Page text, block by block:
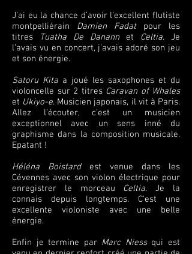
J’ai eu la chance d’avoir l’excellent flutiste
montpelliérain Damien Fadatpour les
titres
Tuatha De Danann et Celtia. Je
l’avais vu en concert, j’avais adoré son jeu
et son énergie.
Satoru Kita a joué les saxophones et du
violoncelle sur 2 titres Caravan of Whales
et Ukiyo-e. Musicien japonais, il vit à Paris.
Allez l’écouter, c’est un musicien
exceptionnel avec un sens inné du
graphisme dans la composition musicale.
Epatant !
Héléna Boistardest venue dans les
Cévennes avec son violon électrique pour
enregistrer le morceau Celtia. Je la
connais depuis longtemps. C’est une
excellente violoniste avec une belle
énergie.
Enfin je termine par Marc Niessqui est